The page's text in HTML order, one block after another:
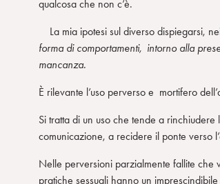
qualcosa che non c’è.
La mia ipotesi sul diverso dispiegarsi,
forma di comportamenti, intorno alla
mancanza.
È rilevante l’uso perverso e mortifero
Si tratta di un uso che tende a
comunicazione, a recidere il ponte verso
Nelle perversioni parzialmente fallite che
pratiche sessuali hanno un